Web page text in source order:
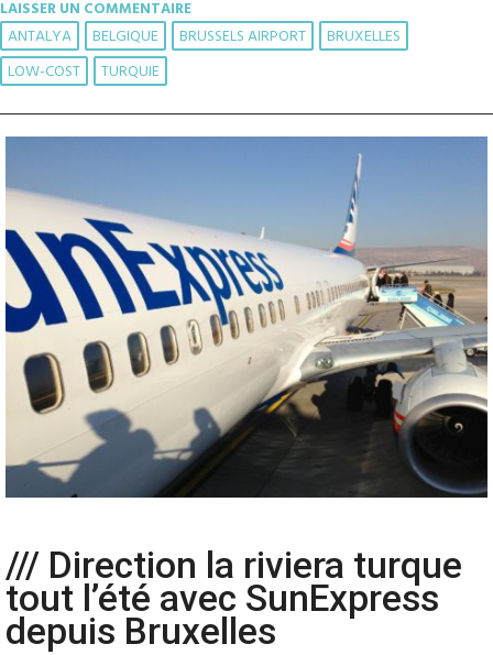
LAISSER UN COMMENTAIRE
ANTALYA BELGIQUE BRUSSELS AIRPORT
BRUXELLES
LOW-COST
TURQUIE
/// Direction la riviera turque
tout l’été avec SunExpress
depuis Bruxelles